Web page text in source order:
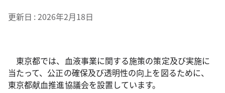
更新日 2026年2月18日
東京都では、血液事業に関する施策の策定及び実施に
当たって、公正の確保及び透明性の向上を図るために、
東京都献血推進協議会を設置しています。